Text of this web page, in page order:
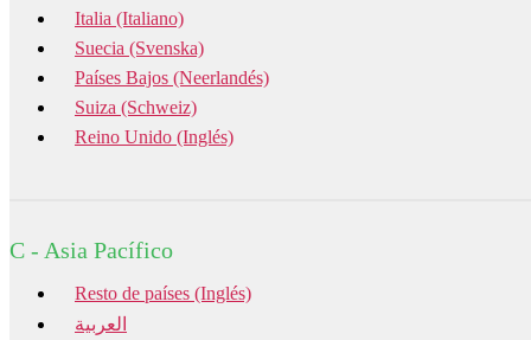
Italia (Italiano)
Suecia (Svenska)
Países Bajos (Neerlandés)
Suiza (Schweiz)
Reino Unido (Inglés)
C - Asia Pacífico
Resto de países (Inglés)
العربية